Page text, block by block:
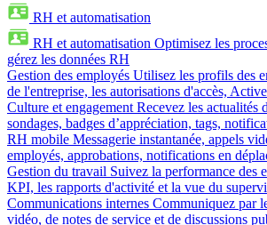
RH et automatisation
RH et automatisation Optimisez les
gérez les données RH
Gestion des employés Utilisez les profils des
de l'entreprise, les autorisations d'accès,
Culture et engagement Recevez les actualités
sondages, badges d’appréciation, tags,
RH mobile Messagerie instantanée, appels
employés, approbations, notifications en
Gestion du travail Suivez la performance des
KPI, les rapports d'activité et la vue du
Communications internes Communiquez par
vidéo, de notes de service et de discussions